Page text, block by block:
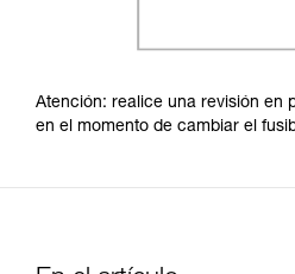
Atención: realice una revisión en
en el momento de cambiar el